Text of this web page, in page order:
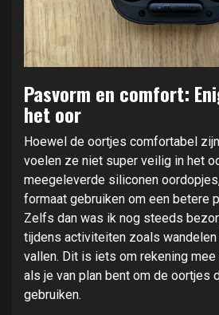
Pasvorm en comfort:
het oor
Hoewel de oortjes comfortabel
voelen ze niet super veilig in het
meegeleverde siliconen
formaat gebruiken om een betere
Zelfs dan was ik nog steeds
tijdens activiteiten zoals
vallen. Dit is iets om rekening mee
als je van plan bent om de oortjes
gebruiken.